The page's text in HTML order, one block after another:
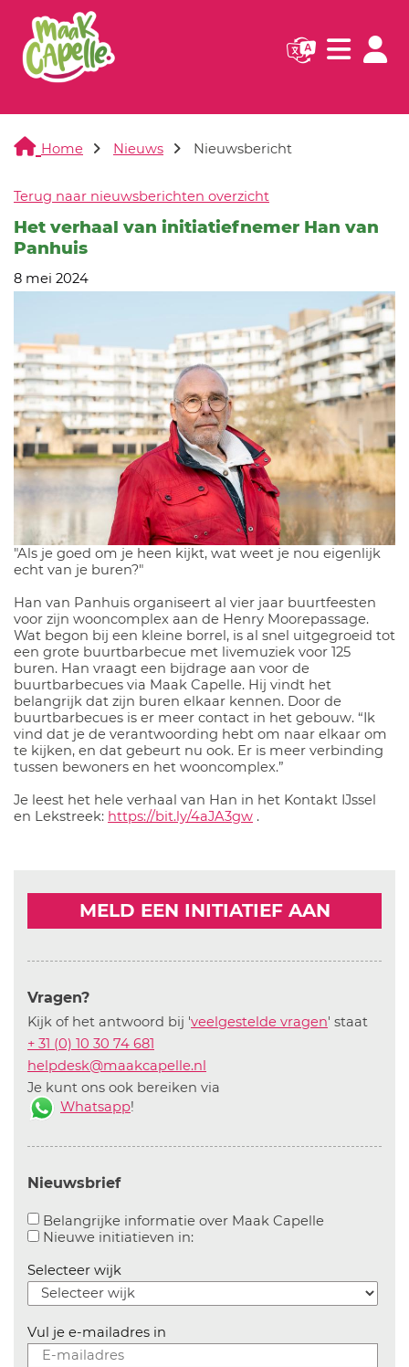
Navigatie
Home Nieuws Nieuwsbericht
Terug naar nieuwsberichten overzicht
Het verhaal van initiatiefnemer Han van
Panhuis
8 mei 2024
"Als je goed om je heen kijkt, wat weet je nou eigenlijk
echt van je buren?"
Han van Panhuis organiseert al vier jaar buurtfeesten
voor zijn wooncomplex aan de Henry Moorepassage.
Wat begon bij een kleine borrel, is al snel uitgegroeid tot
een grote buurtbarbecue met livemuziek voor 125
buren. Han vraagt een bijdrage aan voor de
buurtbarbecues via Maak Capelle. Hij vindt het
belangrijk dat zijn buren elkaar kennen. Door de
buurtbarbecues is er meer contact in het gebouw. “Ik
vind dat je de verantwoording hebt om naar elkaar om
te kijken, en dat gebeurt nu ook. Er is meer verbinding
tussen bewoners en het wooncomplex.”
Je leest het hele verhaal van Han in het Kontakt IJssel
en Lekstreek: https://bit.ly/4aJA3gw .
MELD EEN INITIATIEF AAN
Vragen?
Kijk of het antwoord bij 'veelgestelde vragen' staat
+ 31 (0) 10 30 74 681
helpdesk@maakcapelle.nl
Je kunt ons ook bereiken via
Whatsapp!
Nieuwsbrief
Belangrijke informatie over Maak CapelleAanvinken
Nieuwe initiatieven in:Aanvinken om informatie over
Selecteer wijk
Vul je e-mailadres in